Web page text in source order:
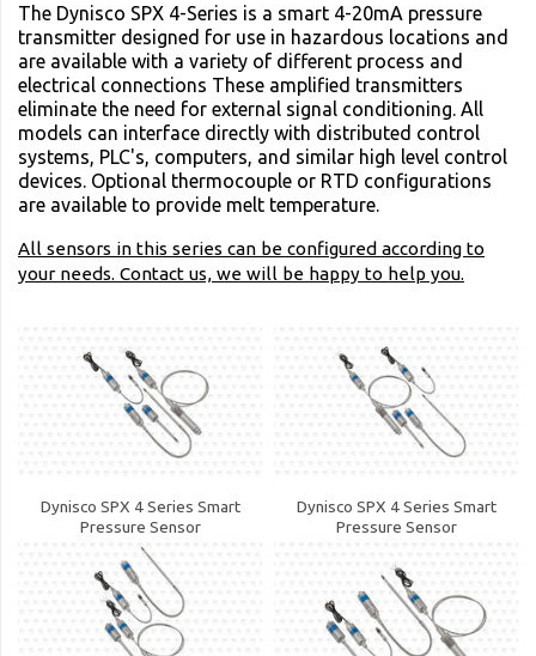
The Dynisco SPX 4-Series is a smart 4-20mA pressure
transmitter designed for use in hazardous locations and
are available with a variety of different process and
electrical connections These amplified transmitters
eliminate the need for external signal conditioning. All
models can interface directly with distributed control
systems, PLC's, computers, and similar high level control
devices. Optional thermocouple or RTD configurations
are available to provide melt temperature.
All sensors in this series can be configured according to
your needs. Contact us, we will be happy to help you.
Dynisco SPX 4 Series Smart
Pressure Sensor
Dynisco SPX 4 Series Smart
Pressure Sensor